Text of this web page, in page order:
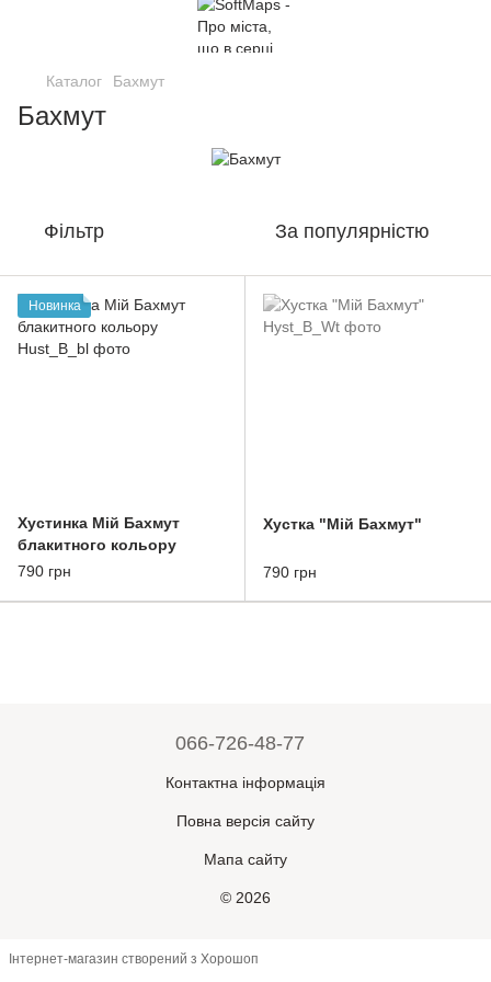
Каталог Бахмут
Бахмут
Фільтр За популярністю
Новинка
Хустинка Мій Бахмут
блакитного кольору
790 грн
Хустка "Мій Бахмут"
790 грн
066-726-48-77
Контактна інформація
Повна версія сайту
Мапа сайту
© 2026
Інтернет-магазин створений з Хорошоп